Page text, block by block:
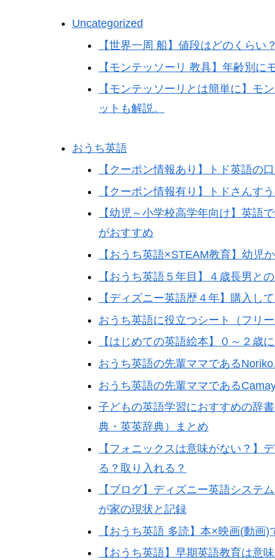
Uncategorized
【世界一周 船】値段はどのくらい
【モンテッソーリ 教具】年齢別
【モンテッソーリとは簡単に】モ
ットも解説。
おうち英語
【クーポン情報あり】トド英語の
【クーポン情報有り】トドさんす
【幼児～小学校高学年向け】英語
がおすすめ
【おうち英語×STEAM教育】幼児
【おうち英語５年目】４歳長男と
【ディズニー英語歴４年】購入し
おうち英語に役立つシート（フリ
【はじめての英語絵本】０～２歳
おうち英語の先輩ママである
おうち英語の先輩ママである
子どもの英語学習におすすめの辞
典・英英辞典）まとめ
【フォニックスは意味がない？】
る？取り入れる？
【ブログ】ディズニー英語システ
が家の現状と記録
【おうち英語 多読】本×映画(動画
【おうち英語】早期英語教育は意